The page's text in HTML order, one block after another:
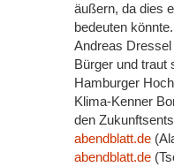
äußern, da dies
bedeuten
Andreas
Bürger und traut
Hamburger
Klima-Kenner
den
abendblatt.de
abendblatt.de